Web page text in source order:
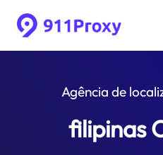
Agência de
filipinas